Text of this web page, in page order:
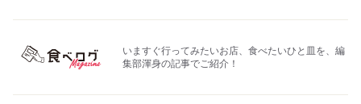
いますぐ行ってみたいお店、食べたいひと皿を、編
集部渾身の記事でご紹介！